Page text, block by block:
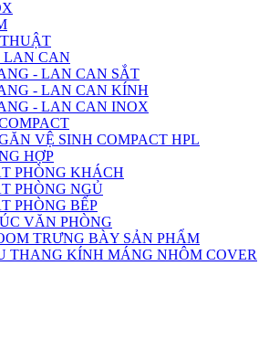
LAN CAN
- LAN CAN SẮT
- LAN CAN KÍNH
- LAN CAN INOX
VỆ SINH COMPACT HPL
HỢP
PHÒNG KHÁCH
PHÒNG NGỦ
PHÒNG BẾP
VĂN PHÒNG
TRƯNG BÀY SẢN PHẨM
THANG KÍNH MÁNG NHÔM COVER